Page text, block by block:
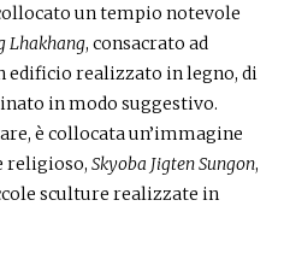
un tempio notevole
Lhakhang, consacrato ad
edificio realizzato in legno, di
in modo suggestivo.
è collocata un’immagine
religioso, Skyoba Jigten Sungon,
sculture realizzate in